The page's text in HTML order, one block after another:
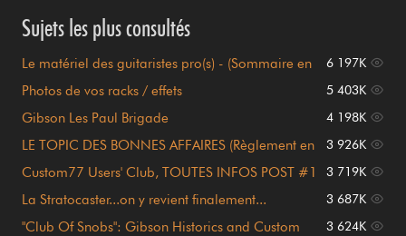
Sujets les plus consultés
Le matériel des guitaristes pro(s) - (Sommaire en
6 197K
Photos de vos racks / effets 5 403K
Gibson Les Paul Brigade 4 198K
LE TOPIC DES BONNES AFFAIRES (Règlement en
3 926K
Custom77 Users' Club, TOUTES INFOS POST #1
3 719K
La Stratocaster...on y revient finalement... 3 687K
"Club Of Snobs": Gibson Historics and Custom
3 624K